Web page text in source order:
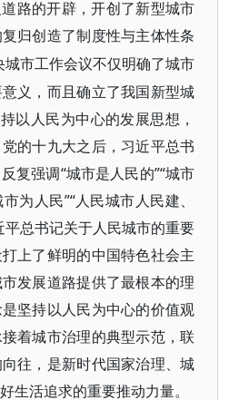
路的开辟，开创了新型城市
归创造了制度性与主体性条
市工作会议不仅明确了城市
义，而且确立了我国新型城
以人民为中心的发展思想，
的十九大之后，习近平总书
复强调“城市是人民的”“城市
为人民”“人民城市人民建、
平总书记关于人民城市的重要
上了鲜明的中国特色社会主
发展道路提供了最根本的理
坚持以人民为中心的价值观
着城市治理的典型示范，联
往，是新时代国家治理、城
生活追求的重要推动力量。